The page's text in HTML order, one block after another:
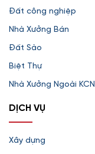
Đất công nghiệp
Nhà Xưởng Bán
Đất Sào
Biệt Thự
Nhà Xưởng Ngoài KCN
DỊCH VỤ
Xây dựng